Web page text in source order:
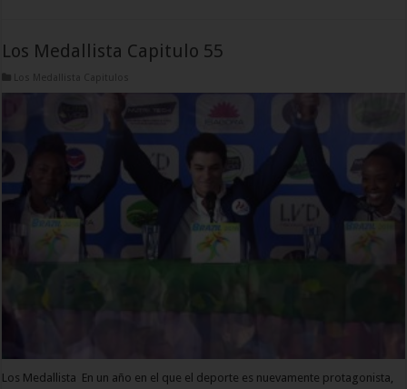
Los Medallista Capitulo 55
Los Medallista Capitulos
Los Medallista En un año en el que el deporte es nuevamente protagonista,